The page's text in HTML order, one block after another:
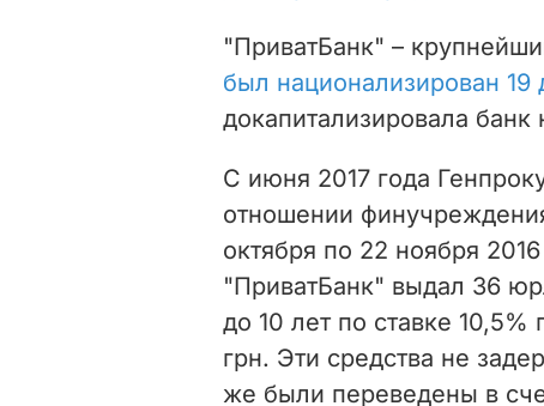
"ПриватБанк" –
был национализирован 19
докапитализировала банк
С июня 2017 года
отношении
октября по 22 ноября
"ПриватБанк" выдал 36
до 10 лет по ставке
грн. Эти средства не
же были переведены в